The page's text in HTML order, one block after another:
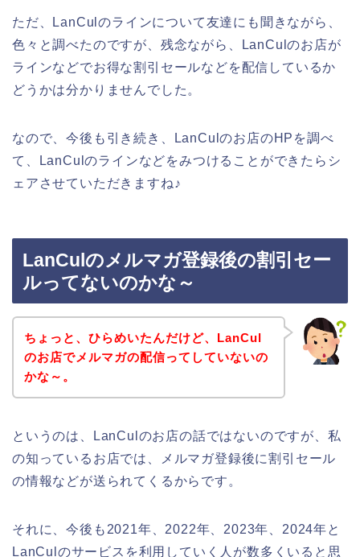
ただ、LanCulのラインについて友達にも聞きながら、
色々と調べたのですが、残念ながら、LanCulのお店が
ラインなどでお得な割引セールなどを配信しているか
どうかは分かりませんでした。
なので、今後も引き続き、LanCulのお店のHPを調べ
て、LanCulのラインなどをみつけることができたらシ
ェアさせていただきますね♪
LanCulのメルマガ登録後の割引セー
ルってないのかな～
ちょっと、ひらめいたんだけど、LanCul
のお店でメルマガの配信ってしていないの
かな～。
というのは、LanCulのお店の話ではないのですが、私
の知っているお店では、メルマガ登録後に割引セール
の情報などが送られてくるからです。
それに、今後も2021年、2022年、2023年、2024年と
LanCulのサービスを利用していく人が数多くいると思